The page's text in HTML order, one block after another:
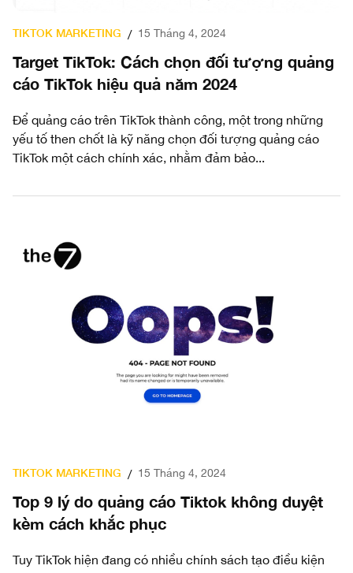
TIKTOK MARKETING / 15 Tháng 4, 2024
Target TikTok: Cách chọn đối tượng quảng
cáo TikTok hiệu quả năm 2024
Để quảng cáo trên TikTok thành công, một trong những
yếu tố then chốt là kỹ năng chọn đối tượng quảng cáo
TikTok một cách chính xác, nhằm đảm bảo...
TIKTOK MARKETING / 15 Tháng 4, 2024
Top 9 lý do quảng cáo Tiktok không duyệt
kèm cách khắc phục
Tuy TikTok hiện đang có nhiều chính sách tạo điều kiện